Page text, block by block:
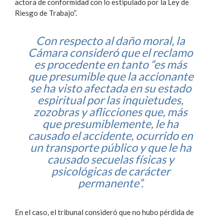
actora de conformidad con lo estipulado por la Ley de
Riesgo de Trabajo”.
Con respecto al daño moral, la
Cámara consideró que el reclamo
es procedente en tanto “es más
que presumible que la accionante
se ha visto afectada en su estado
espiritual por las inquietudes,
zozobras y aflicciones que, más
que presumiblemente, le ha
causado el accidente, ocurrido en
un transporte público y que le ha
causado secuelas físicas y
psicológicas de carácter
permanente”.
En el caso, el tribunal consideró que no hubo pérdida de